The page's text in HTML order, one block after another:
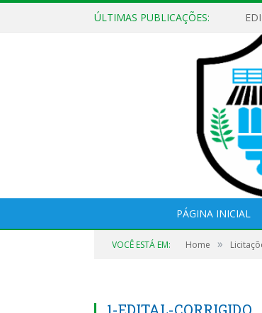
ÚLTIMAS PUBLICAÇÕES:
PÁGINA INICIAL
VOCÊ ESTÁ EM: Home »